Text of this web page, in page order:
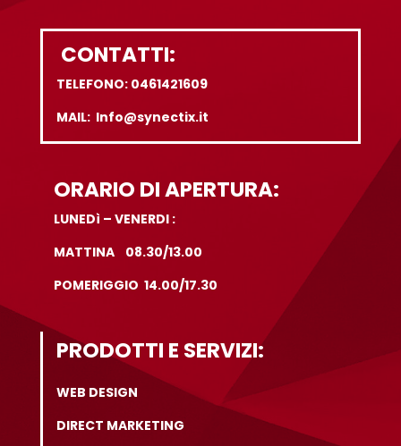
CONTATTI:
TELEFONO: 0461421609
MAIL: Info@synectix.it
ORARIO DI APERTURA:
LUNEDì – VENERDI :
MATTINA 08.30/13.00
POMERIGGIO 14.00/17.30
PRODOTTI E SERVIZI:
WEB DESIGN
DIRECT MARKETING